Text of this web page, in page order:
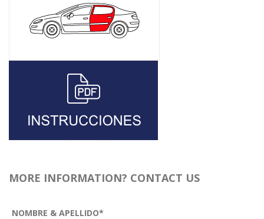
MORE INFORMATION? CONTACT US
NOMBRE & APELLIDO*